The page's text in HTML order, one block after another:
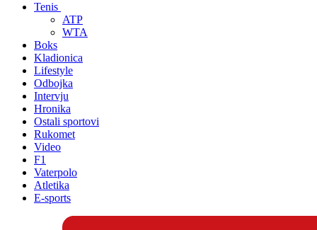
Tenis
ATP
WTA
Boks
Kladionica
Lifestyle
Odbojka
Intervju
Hronika
Ostali sportovi
Rukomet
Video
F1
Vaterpolo
Atletika
E-sports